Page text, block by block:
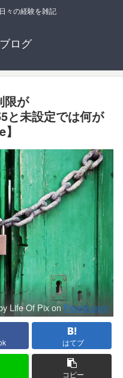
々の経験を雑記
ログ
限が
と未設定では何が
Life Of Pix onPexels.com
はてブ
コピー